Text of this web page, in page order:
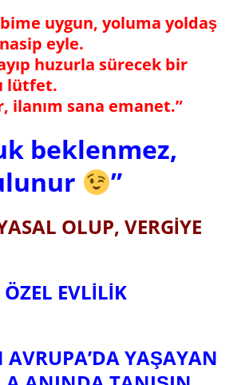
uygun, yoluma yoldaş
eyle.
huzurla sürecek bir
lütfet.
ilanım sana emanet.”
beklenmez,
”
OLUP, VERGİYE
EVLİLİK
YAŞAYAN